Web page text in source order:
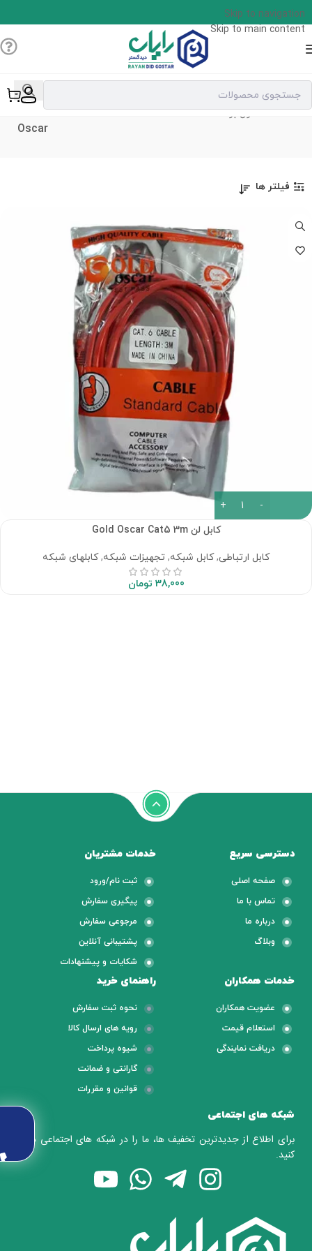
Skip to navigation
Skip to main content
خانه محصول برند Gold Oscar
Gold
Oscar
فیلتر ها
کابل لن Gold Oscar Cat5 3m
کابل ارتباطی,کابل شبکه,تجهیزات شبکه,کابلهای شبکه
38,000 تومان
دسترسی سریع خدمات مشتریان
خدمات همکاران راهنمای خرید
شبکه های اجتماعی
صفحه اصلی
تماس با ما
درباره ما
وبلاگ
ثبت نام/ورود
پیگیری سفارش
مرجوعی سفارش
پشتیبانی آنلاین
شکایات و پیشنهادات
عضویت همکاران
استعلام قیمت
دریافت نمایندگی
نحوه ثبت سفارش
رویه های ارسال کالا
شیوه پرداخت
گارانتی و ضمانت
قوانین و مقررات
برای اطلاع از جدیدترین تخفیف ها، ما را در شبکه های اجتماعی دنبال
کنید.